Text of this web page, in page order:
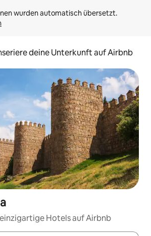
deine Unterkunft auf Airbnb
Hotels auf Airbnb